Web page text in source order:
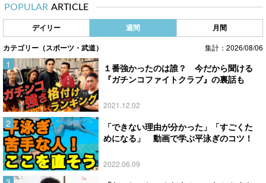
POPULAR ARTICLE
デイリー 週間 月間
カテゴリー（スポーツ・武道） 集計：2026/08/06
１番強かったのは誰？ 今だから聞ける
『ガチンコファイトクラブ』の裏話も
2021.12.02
「できない理由が分かった」「すごくた
めになる」 動画で学ぶ平泳ぎのコツ！
2022.06.09